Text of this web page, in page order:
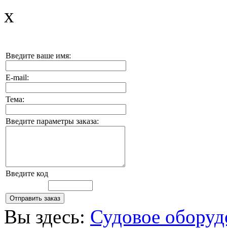
x
Введите ваше имя:
E-mail:
Тема:
Введите параметры заказа:
Введите код
Вы здесь: Судовое